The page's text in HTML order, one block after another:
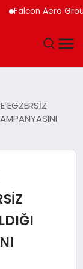
Aero Group,
EGZERSİZ